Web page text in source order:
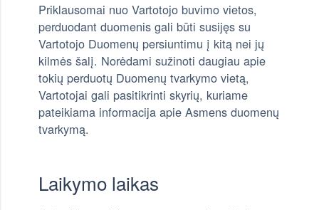
Priklausomai nuo Vartotojo buvimo vietos,
perduodant duomenis gali būti susijęs su
Vartotojo Duomenų persiuntimu į kitą nei jų
kilmės šalį. Norėdami sužinoti daugiau apie
tokių perduotų Duomenų tvarkymo vietą,
Vartotojai gali pasitikrinti skyrių, kuriame
pateikiama informacija apie Asmens duomenų
tvarkymą.
Laikymo laikas